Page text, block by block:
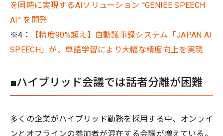
を同時に実現するAIソリューション ”GENIEE SPEECH
AI” を開発
※4：
【精度90%超え】自動議事録システム「JAPAN AI
SPEECH」が、単語学習により大幅な精度向上を実現
■ハイブリッド会議では話者分離が困難
多くの企業がハイブリッド勤務を採用する中、オンライ
ンとオフラインの参加者が混在する会議が増えている。